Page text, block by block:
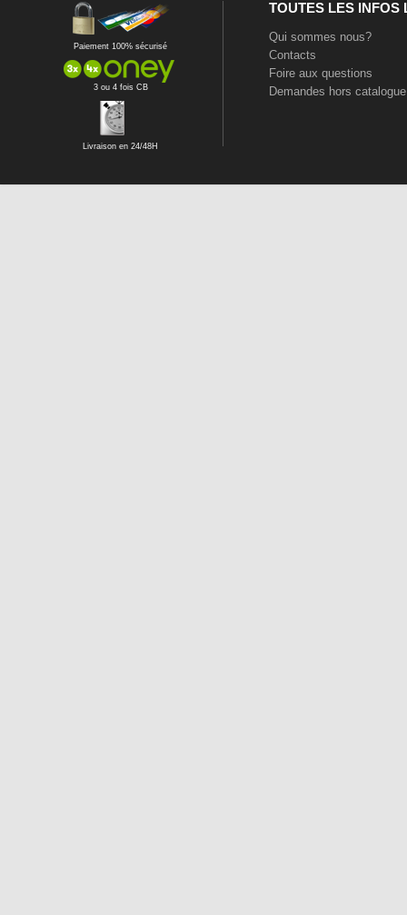
Paiement 100% sécurisé
3 ou 4 fois CB
Livraison en 24/48H
TOUTES LES INFOS
Qui sommes nous?
Contacts
Foire aux questions
Demandes hors catalogue